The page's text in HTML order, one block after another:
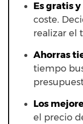
Es gratis
coste.
realizar el
Ahorras t
tiempo
Los
el precio